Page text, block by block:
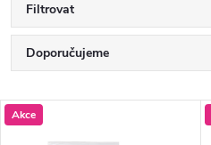
Filtrovat
Ř
a
Doporučujeme
Nejdražší
V
Akce